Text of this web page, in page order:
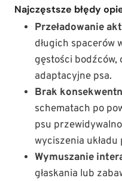
Najczęstsze błędy
Przeładowanie
długich spacerów
gęstości
adaptacyjne psa.
Brak
schematach po
psu
wyciszenia
Wymuszanie
głaskania lub